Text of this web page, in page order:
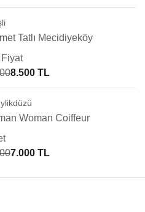
Tatlı Mecidiyeköy
Fiyat
8.500 TL
Woman Coiffeur
7.000 TL